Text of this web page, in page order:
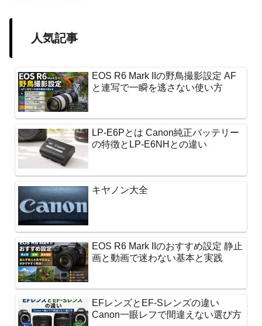
人気記事
EOS R6 Mark IIの野鳥撮影設定 AF
と連写で一瞬を逃さない使い方
LP-E6Pとは Canon純正バッテリー
の特徴とLP-E6NHとの違い
キヤノン大全
EOS R6 Mark IIのおすすめ設定 静止
画と動画で迷わない基本と実践
EFレンズとEF-Sレンズの違い
Canon一眼レフで間違えない選び方